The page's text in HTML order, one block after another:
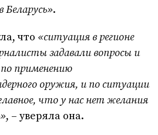
.
что «ситуация в регионе
задавали вопросы и
по применению
оружия, и по ситуации
что у нас нет желания
, – уверяла она.